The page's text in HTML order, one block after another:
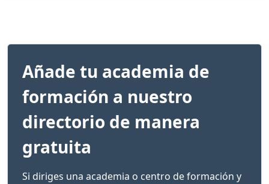
Añade tu academia de
formación a nuestro
directorio de manera
gratuita
Si diriges una academia o centro de formación y